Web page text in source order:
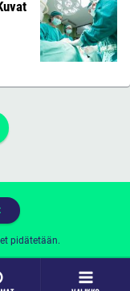
pidätetään.